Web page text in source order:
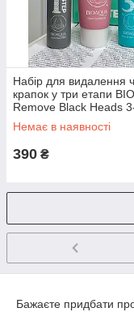
Набір для видалення
крапок у три етапи
Remove Black Heads
Kit
Немає в наявності
390 ₴
Бажаєте придбати